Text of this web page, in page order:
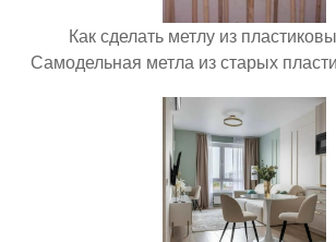
Как сделать метлу из
Самодельная метла из старых